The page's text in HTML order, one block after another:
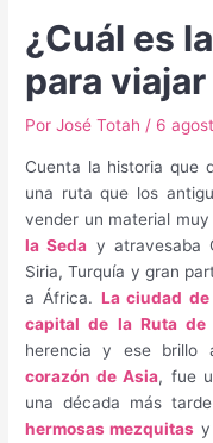
¿Cuál es
para
PorJosé Totah / 6
Cuenta la historia que
una ruta que los
vender un material
la Seda y atravesaba
Siria, Turquía y gran
a África. La ciudad de
capital de la Ruta de
herencia y ese brillo
corazón de Asia, fue
una década más
hermosas mezquitas y